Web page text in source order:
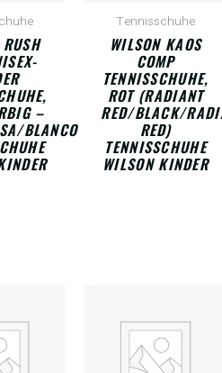
–
BLANCO
Tennisschuhe
WILSON KAOS
COMP
TENNISSCHUHE,
ROT (RADIANT
RED/BLACK/
RED)
TENNISSCHUHE
WILSON KINDER